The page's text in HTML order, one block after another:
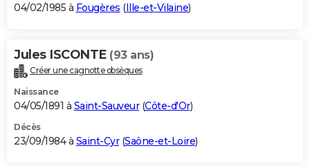
04/02/1985 à Fougères (Ille-et-Vilaine)
Jules ISCONTE (93 ans)
Créer une cagnotte obsèques
Naissance
04/05/1891 à Saint-Sauveur(Côte-d'Or)
Décès
23/09/1984 à Saint-Cyr(Saône-et-Loire)